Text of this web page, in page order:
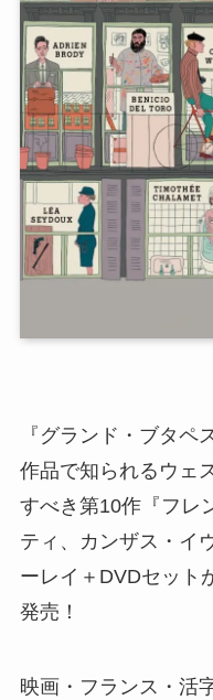
『グランド・ブタペ
作品で知られるウェ
すべき第10作『フレ
ティ、カンザス・イ
ーレイ＋DVDセット
発売！
映画・フランス・活